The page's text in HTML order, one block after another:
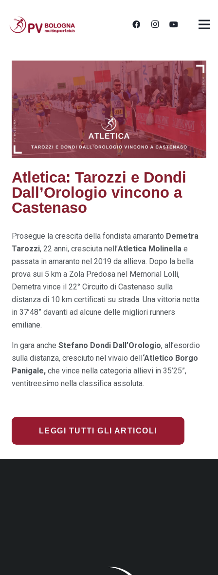
Atletica: Tarozzi e Dondi
Dall’Orologio vincono a
Castenaso
Prosegue la crescita della fondista amaranto Demetra
Tarozzi, 22 anni, cresciuta nell’Atletica Molinella e
passata in amaranto nel 2019 da allieva. Dopo la bella
prova sui 5 km a Zola Predosa nel Memorial Lolli,
Demetra vince il 22° Circuito di Castenaso sulla
distanza di 10 km certificati su strada. Una vittoria netta
in 37’48” davanti ad alcune delle migliori runners
emiliane.
In gara anche Stefano Dondi Dall’Orologio, all’esordio
sulla distanza, cresciuto nel vivaio dell ‘Atletico Borgo
Panigale, che vince nella categoria allievi in 35’25”,
ventitreesimo nella classifica assoluta.
LEGGI TUTTI GLI ARTICOLI